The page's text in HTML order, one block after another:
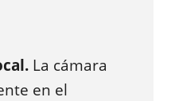
La cámara
en el